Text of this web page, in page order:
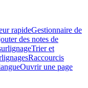
rapideGestionnaire de
des notes de
Trier et
Raccourcis
Ouvrir une page